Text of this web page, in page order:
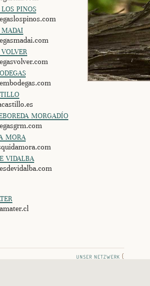
los pinos
volver
morgadío
mora
vidalba
unser netzwerk{